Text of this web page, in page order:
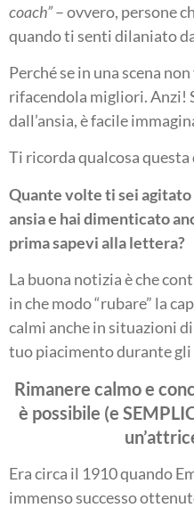
coach”– ovvero, persone
quando ti senti dilaniato
Perché se in una scena
rifacendola migliori. Anzi!
dall’ansia, è facile
Ti ricorda qualcosa questa
Quante volte ti sei agitato
ansia e hai dimenticato
prima sapevi alla lettera?
La buona notizia è che
in che modo “rubare” la
calmi anche in situazioni
tuo piacimento durante gli
Rimanere calmo e
è possibile (e
Era circa il 1910 quando
immenso successo